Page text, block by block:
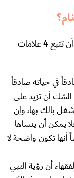
لتعرف أنك رأيت الرسول في المنام فعلاً عليك أن تتبع 4 علامات
في حياته صادقاً
الشك أن تزيد على
بالك بها، وإن
يمكن أن ينساها
أنها تكون واضحة لا
أن رؤية النبي